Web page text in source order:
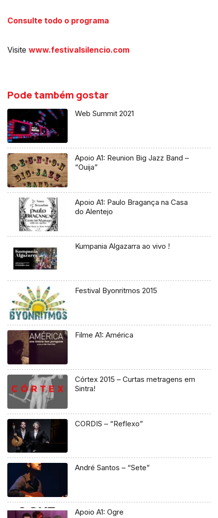
Consulte todo o programa
Visite www.festivalsilencio.com
Pode também gostar
Web Summit 2021
Apoio A1: Reunion Big Jazz Band –
“Ouija”
Apoio A1: Paulo Bragança na Casa
do Alentejo
Kumpania Algazarra ao vivo !
Festival Byonritmos 2015
Filme A1: América
Córtex 2015 – Curtas metragens em
Sintra!
CORDIS – “Reflexo”
André Santos – “Sete”
Apoio A1: Ogre